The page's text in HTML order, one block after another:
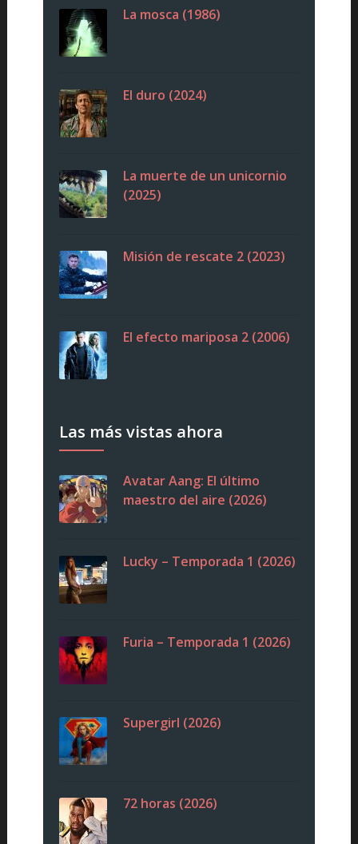
La mosca (1986)
El duro (2024)
La muerte de un unicornio
(2025)
Misión de rescate 2 (2023)
El efecto mariposa 2 (2006)
Las más vistas ahora
Avatar Aang: El último
maestro del aire (2026)
Lucky – Temporada 1 (2026)
Furia – Temporada 1 (2026)
Supergirl (2026)
72 horas (2026)